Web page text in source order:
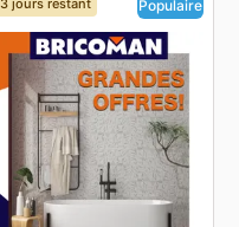
3 jours restant Populaire